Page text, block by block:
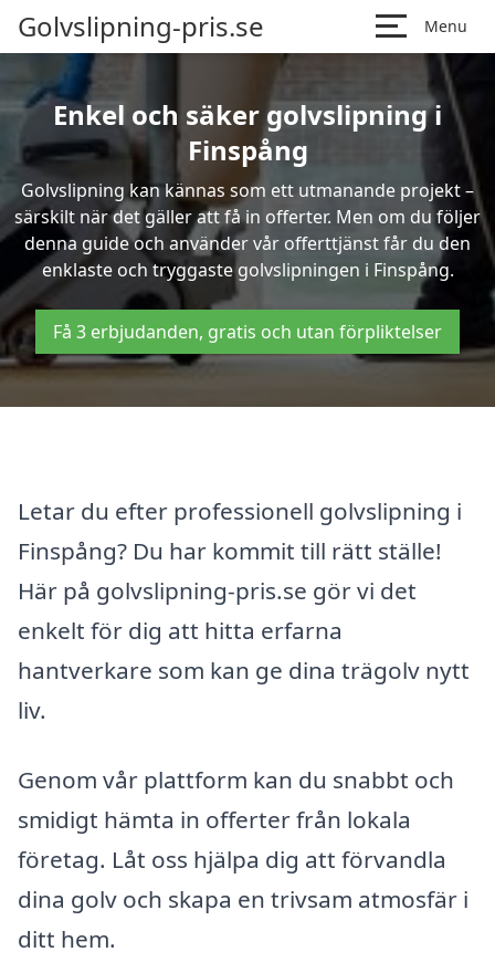
Golvslipning-pris.se Menu
Enkel och säker golvslipning i
Finspång
Golvslipning kan kännas som ett utmanande projekt –
särskilt när det gäller att få in offerter. Men om du följer
denna guide och använder vår offerttjänst får du den
enklaste och tryggaste golvslipningen i Finspång.
Få 3 erbjudanden, gratis och utan förpliktelser
Letar du efter professionell golvslipning i
Finspång? Du har kommit till rätt ställe!
Här på golvslipning-pris.se gör vi det
enkelt för dig att hitta erfarna
hantverkare som kan ge dina trägolv nytt
liv.
Genom vår plattform kan du snabbt och
smidigt hämta in offerter från lokala
företag. Låt oss hjälpa dig att förvandla
dina golv och skapa en trivsam atmosfär i
ditt hem.